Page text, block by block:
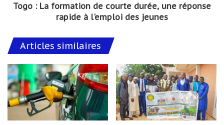
Togo : La formation de courte durée, une réponse
rapide à l'emploi des jeunes
Articles similaires